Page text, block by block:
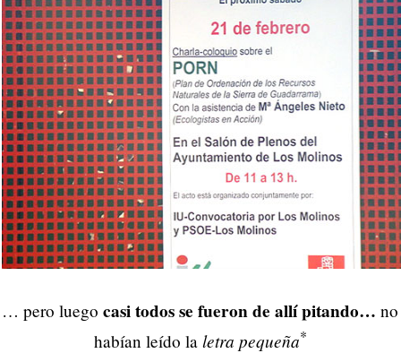
… pero luegocasi todos se fueron de allí pitando…no
habían leído la letra pequeña*